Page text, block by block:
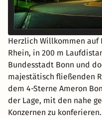
Herzlich Willkommen
Rhein, in 200 m
Bundesstadt Bonn und
majestätisch fließenden
dem 4-Sterne Ameron
der Lage, mit den nahe
Konzernen zu